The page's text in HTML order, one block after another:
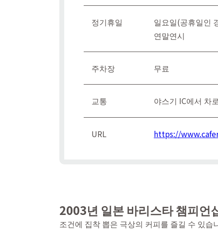
정기휴일
일요일(공휴일인
연말연시
주차장 무료
교통 야스기 IC에서 차
URL https://
2003년 일본 바리스타 챔피언
조건에 집착 뽑은 극상의 커피를 즐길 수 있